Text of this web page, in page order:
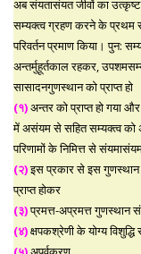
अब संयतासंयत जीवों का
सम्यक्त्व ग्रहण करने के प्रथम
परिवर्तन प्रमाण किया। पुन:
अन्तर्मुहूर्तकाल रहकर,
सासादनगुणस्थान को प्राप्त हो
(१)अन्तर को प्राप्त हो गया
में असंयम से सहित सम्यक्त्व को
परिणामों के निमित्त से
(२)इस प्रकार से इस गुणस्थान
प्राप्त होकर
(३)प्रमत्त-अप्रमत्त गुणस्थान
(४)क्षपकश्रेणी के योग्य विशुद्धि